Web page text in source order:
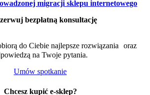
migracji sklepu internetowego
bezpłatną konsultację
do Ciebie najlepsze rozwiązania oraz
na Twoje pytania.
Umów spotkanie
Chcesz kupić e-sklep?